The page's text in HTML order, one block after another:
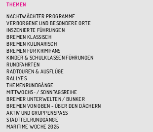
THEMEN
NACHTWÄCHTER PROGRAMME
VERBORGENE UND BESONDERE ORTE
INSZENIERTE FÜHRUNGEN
BREMEN KLASSISCH
BREMEN KULINARISCH
BREMEN FÜR KRIMIFANS
KINDER & SCHULKLASSEN FÜHRUNGEN
RUNDFAHRTEN
RADTOUREN & AUSFLÜGE
RALLYES
THEMENRUNDGÄNGE
MITTWOCHS- / SONNTAGSREIHE
BREMER UNTERWELTEN / BUNKER
BREMEN VON OBEN - ÜBER DEN DÄCHERN
AKTIV UND GRUPPENSPASS
STADTTEILRUNDGÄNGE
MARITIME WOCHE 2025